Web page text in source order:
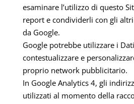
esaminare l’utilizzo di questo
report e condividerli con gli
da Google.
Google potrebbe utilizzare i
contestualizzare e
proprio network pubblicitario.
In Google Analytics 4, gli
utilizzati al momento della